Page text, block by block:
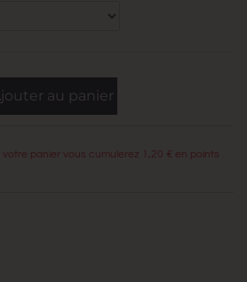
au panier
panier vous cumulerez 1,20 € en points